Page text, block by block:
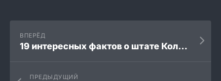
ВПЕРЁД
19 интересных фактов о штате Колорадо
ПРЕДЫДУЩИЙ